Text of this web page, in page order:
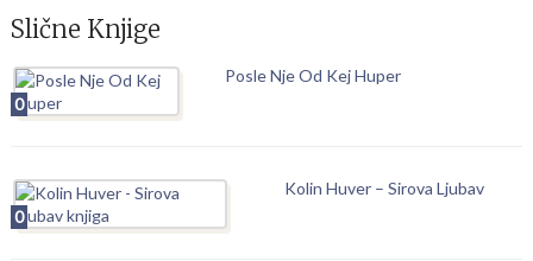
Slične Knjige
0
Posle Nje Od Kej Huper
0
Kolin Huver – Sirova Ljubav